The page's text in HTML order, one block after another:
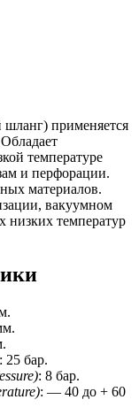
шланг) применяется
температуре
и перфорации.
материалов.
вакуумном
низких температур
: 25 бар.
: 8 бар.
: — 40 до + 60